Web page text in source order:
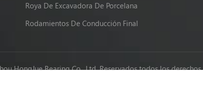
Roya De Excavadora De Porcelana
Rodamientos De Conducción Final
HongJue Bearing Co., Ltd. Reservados todos los derechos.